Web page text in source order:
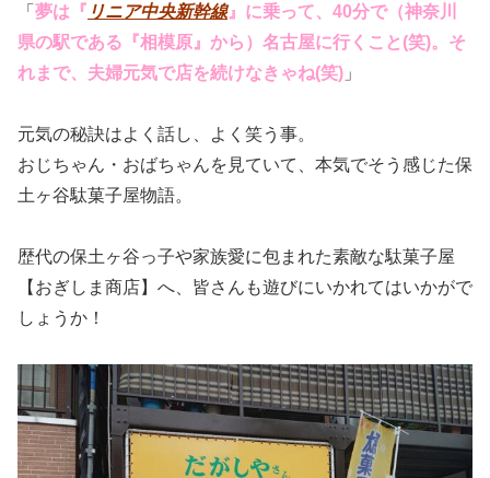
「 夢は『 リニア中央新幹線』に乗って、40分で（神奈川
県の駅である『相模原』から）名古屋に行くこと(笑)。そ
れまで、夫婦元気で店を続けなきゃね(笑) 」
元気の秘訣はよく話し、よく笑う事。
おじちゃん・おばちゃんを見ていて、本気でそう感じた保
土ヶ谷駄菓子屋物語。
歴代の保土ヶ谷っ子や家族愛に包まれた素敵な駄菓子屋
【おぎしま商店】へ、皆さんも遊びにいかれてはいかがで
しょうか！